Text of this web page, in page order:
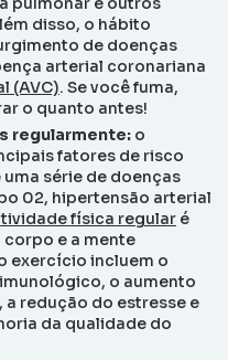
disso, o hábito
de doenças
arterial coronariana
(AVC). Se você fuma,
o quanto antes!
regularmente: o
fatores de risco
série de doenças
02, hipertensão arterial
física regular é
e a mente
exercício incluem o
o aumento
redução do estresse e
da qualidade do